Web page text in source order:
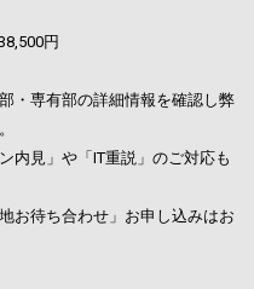
円
・専有部の詳細情報を確認し弊
内見」や「IT重説」のご対応も
お待ち合わせ」お申し込みはお